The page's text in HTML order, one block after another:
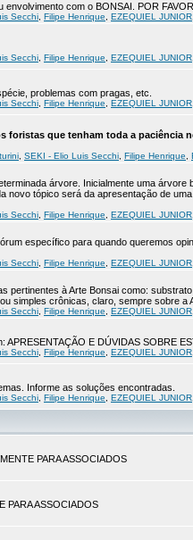
com o BONSAI. POR
Secchi Filipe Henrique EZEQUIEL JUNIOR
Secchi Filipe Henrique EZEQUIEL JUNIOR
problemas com pragas, etc.
Secchi Filipe Henrique EZEQUIEL JUNIOR
foristas que tenham toda a paciência
SEKI - Elio Luis Secchi Filipe Henrique
árvore. Inicialmente uma
tópico será da apresentação de
Secchi Filipe Henrique EZEQUIEL JUNIOR
específico para quando queremos
Secchi Filipe Henrique EZEQUIEL JUNIOR
pertinentes à Arte Bonsai como:
simples crônicas, claro, sempre sobre a
Secchi Filipe Henrique EZEQUIEL JUNIOR
APRESENTAÇÃO E DÚVIDAS SOBRE
Secchi Filipe Henrique EZEQUIEL JUNIOR
Informe as soluções encontradas.
Secchi Filipe Henrique EZEQUIEL JUNIOR
PARA ASSOCIADOS
PARA ASSOCIADOS